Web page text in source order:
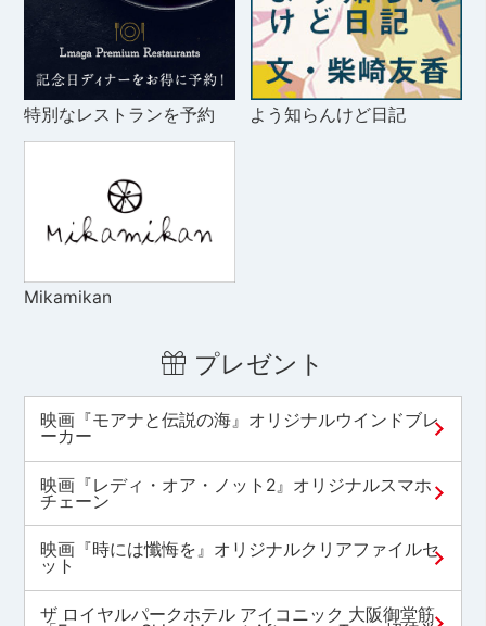
特別なレストランを予約 よう知らんけど日記
Mikamikan
プレゼント
映画『モアナと伝説の海』オリジナルウインドブレ
ーカー
映画『レディ・オア・ノット2』オリジナルスマホ
チェーン
映画『時には懺悔を』オリジナルクリアファイルセ
ット
ザ ロイヤルパークホテル アイコニック 大阪御堂筋